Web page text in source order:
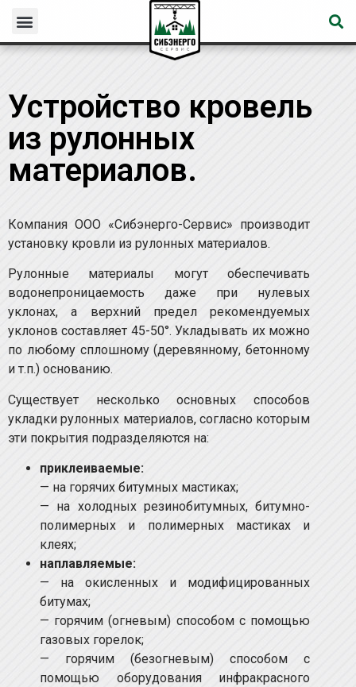
Устройство кровель
из рулонных
материалов.
Компания ООО «Сибэнерго-Сервис» производит
установку кровли из рулонных материалов.
Рулонные материалы могут обеспечивать
водонепроницаемость даже при нулевых
уклонах, а верхний предел рекомендуемых
уклонов составляет 45-50°. Укладывать их можно
по любому сплошному (деревянному, бетонному
и т.п.) основанию.
Существует несколько основных способов
укладки рулонных материалов, согласно которым
эти покрытия подразделяются на:
приклеиваемые:
— на горячих битумных мастиках;
— на холодных резинобитумных, битумно-
полимерных и полимерных мастиках и
клеях;
наплавляемые:
— на окисленных и модифицированных
битумах;
— горячим (огневым) способом с помощью
газовых горелок;
— горячим (безогневым) способом с
помощью оборудования инфракрасного